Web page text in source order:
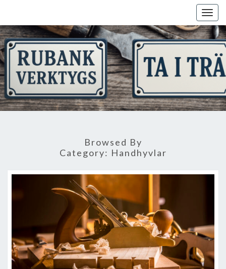
content
Browsed By
Category: Handhyvlar